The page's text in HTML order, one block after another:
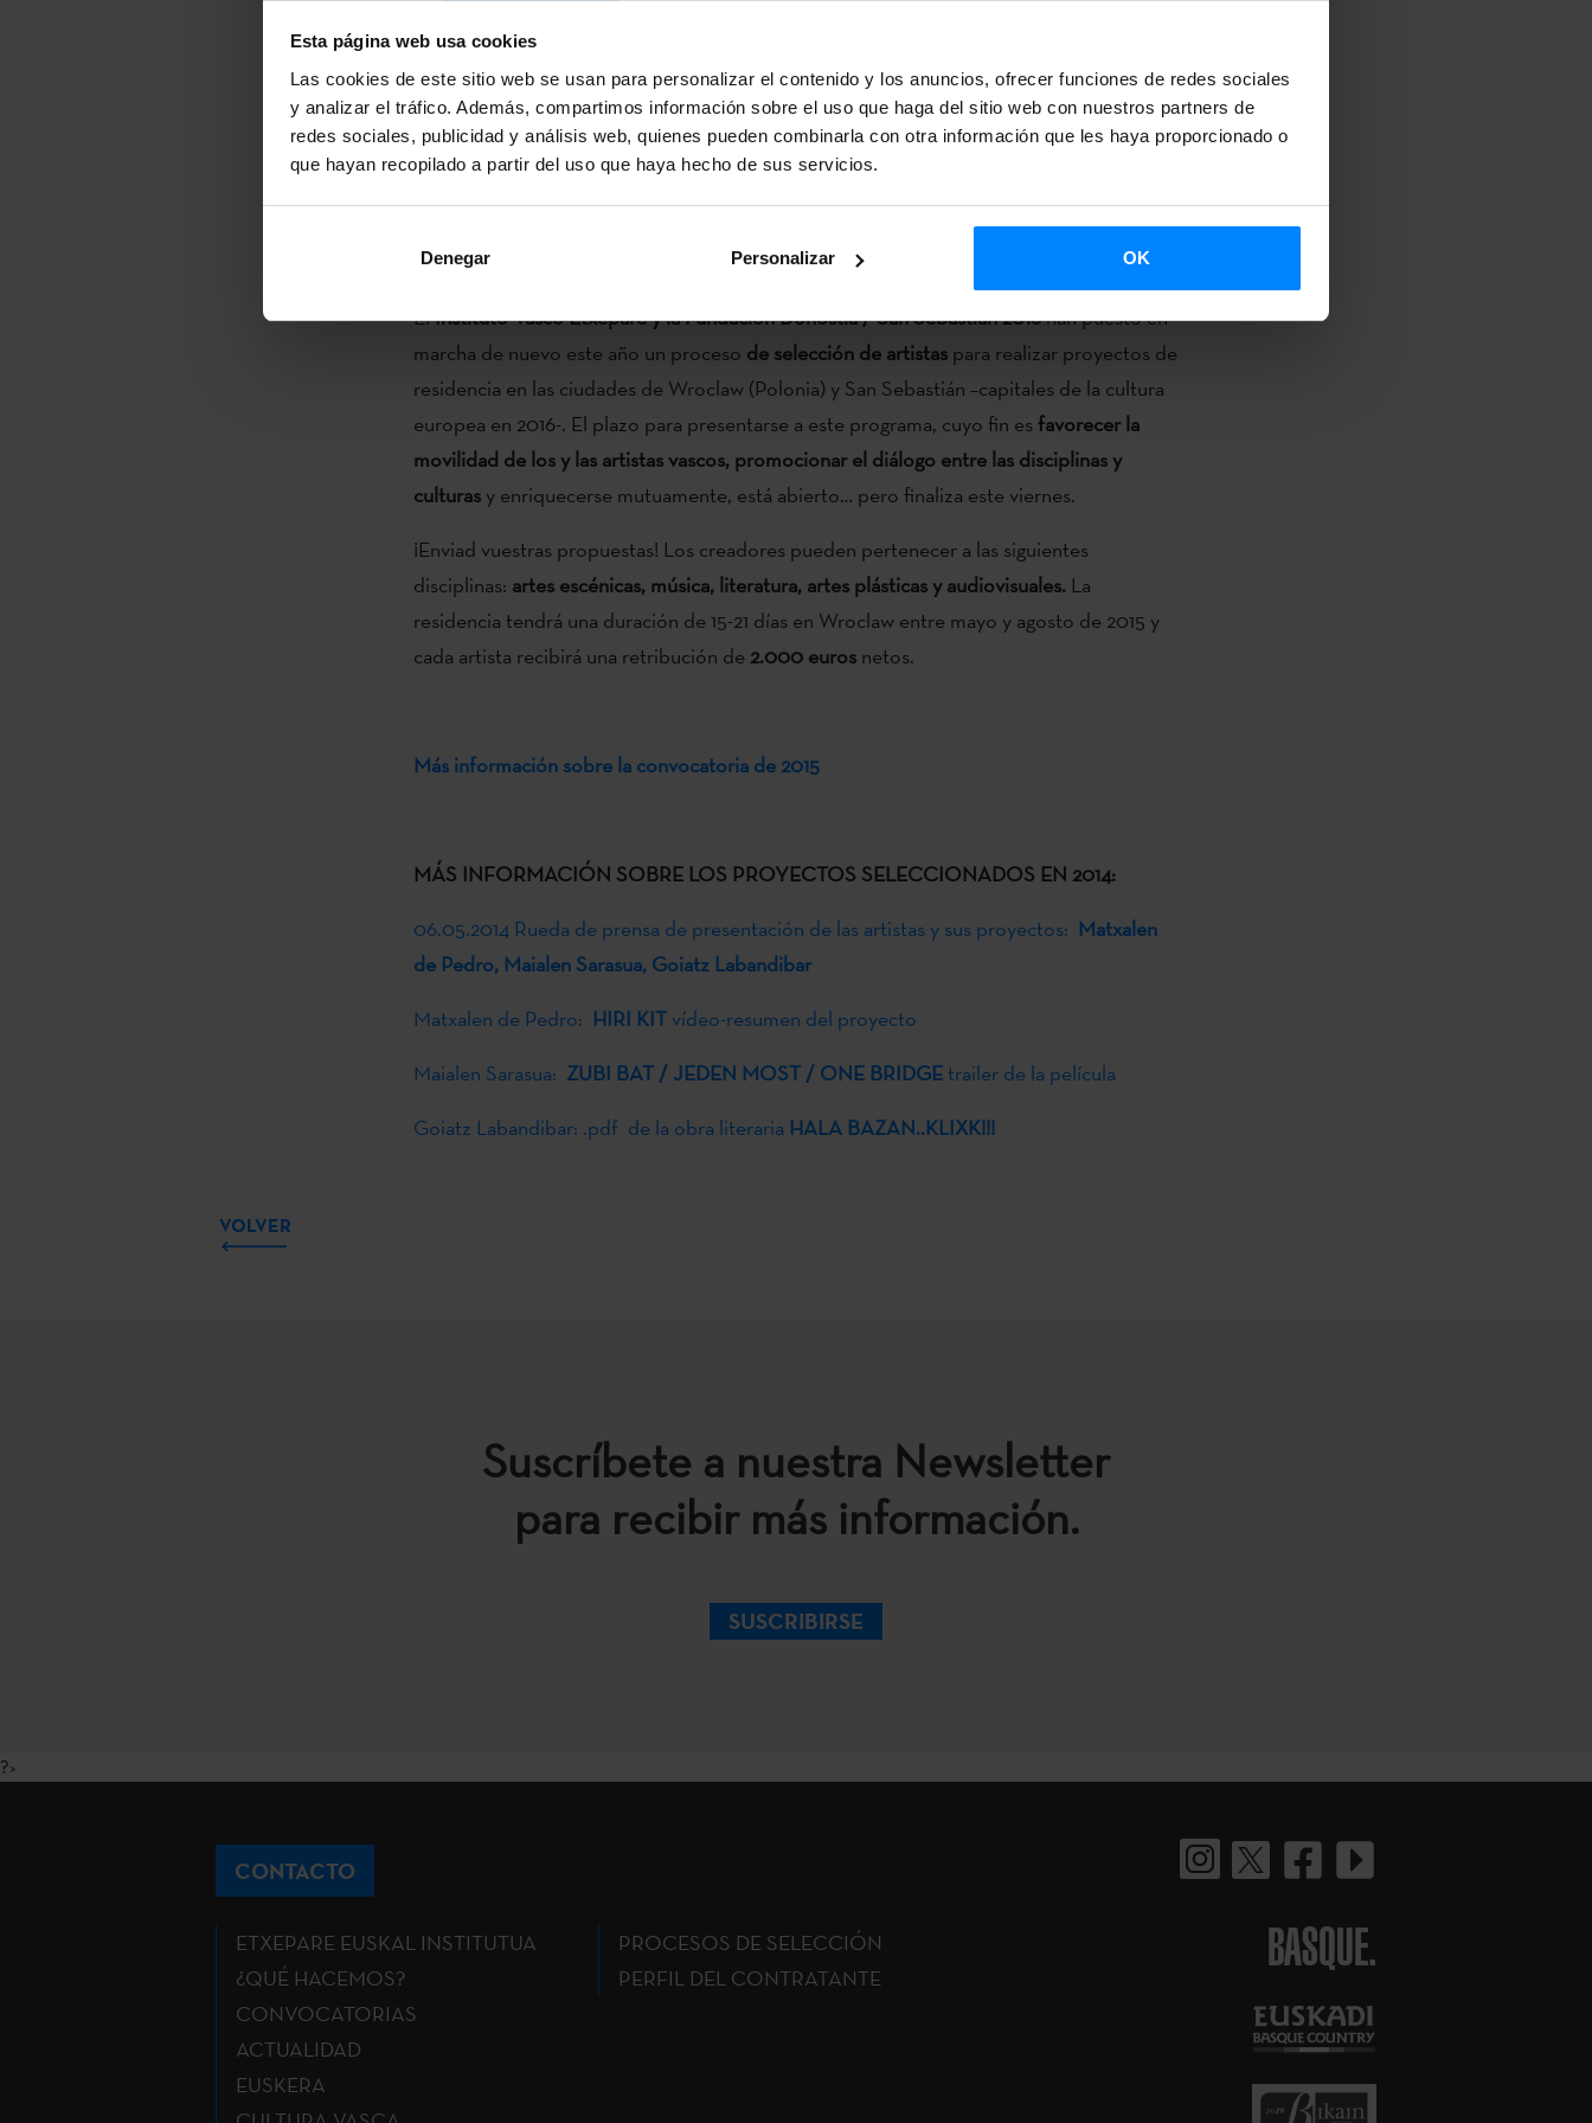
Esta página web usa cookies
Las cookies de este sitio web se usan para personalizar el contenido y los anuncios, ofrecer funciones de redes sociales
y analizar el tráfico. Además, compartimos información sobre el uso que haga del sitio web con nuestros partners de
redes sociales, publicidad y análisis web, quienes pueden combinarla con otra información que les haya proporcionado o
que hayan recopilado a partir del uso que haya hecho de sus servicios.
Denegar Personalizar OK
06.05.2014 Rueda de prensa de presentación de las artistas y sus proyectos:Matxalen
de Pedro, Maialen Sarasua, Goiatz Labandibar
Matxalen de Pedro:HIRI KITvídeo-resumen del proyecto
Maialen Sarasua:
ZUBI BAT / JEDEN MOST / ONE BRIDGE
trailer de la película
Goiatz Labandibar: .pdf de la obra literariaHALA BAZAN..KLIXK!!!
ElInstituto Vasco Etxepare y la Fundación Donostia / San Sebastián 2016han puesto en
marcha de nuevo este año un proceso de selección de artistaspara realizar proyectos de
residencia en las ciudades de Wroclaw (Polonia) y San Sebastián –capitales de la cultura
europea en 2016-. El plazo para presentarse a este programa, cuyo fin es favorecer la
movilidad de los y las artistas vascos, promocionar el diálogo entre las disciplinas y
culturasy enriquecerse mutuamente, está abierto… pero finaliza este viernes.
¡Enviad vuestras propuestas! Los creadores pueden pertenecer a las siguientes
disciplinas: artes escénicas, música, literatura, artes plásticas y audiovisuales.La
residencia tendrá una duración de 15-21 días en Wroclaw entre mayo y agosto de 2015 y
cada artista recibirá una retribución de 2.000 eurosnetos.
Más información sobre la convocatoria de 2015
MÁS INFORMACIÓN SOBRE LOS PROYECTOS SELECCIONADOS EN 2014:
06.05.2014 Rueda de prensa de presentación de las artistas y sus proyectos: Matxalen
de Pedro, Maialen Sarasua, Goiatz Labandibar
Matxalen de Pedro: HIRI KIT vídeo-resumen del proyecto
Maialen Sarasua: ZUBI BAT / JEDEN MOST / ONE BRIDGEtrailer de la película
Goiatz Labandibar: .pdf de la obra literaria HALA BAZAN..KLIXK!!!
VOLVER
Suscríbete a nuestra Newsletter
para recibir más información.
SUSCRIBIRSE
?>
CONTACTO
ETXEPARE EUSKAL INSTITUTUA
¿QUÉ HACEMOS?
CONVOCATORIAS
ACTUALIDAD
EUSKERA
PROCESOS DE SELECCIÓN
PERFIL DEL CONTRATANTE
BASQUE.